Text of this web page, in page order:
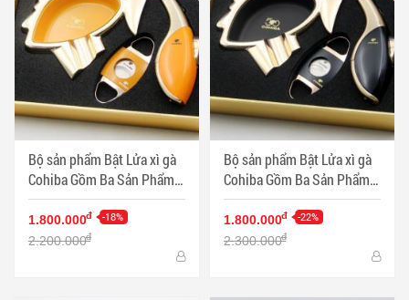
Bộ sản phẩm Bật Lửa xì gà
Cohiba Gồm Ba Sản Phẩm
Màu Vàng - Mã SP:
PKXG326
1.800.000đ -18%
2.200.000đ
Bộ sản phẩm Bật Lửa xì gà
Cohiba Gồm Ba Sản Phẩm
Màu Đen - Mã SP: PKXG328
1.800.000đ -22%
2.300.000đ